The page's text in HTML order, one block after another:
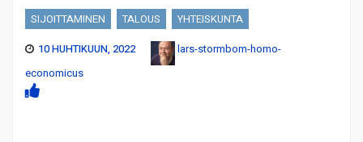
SIJOITTAMINEN TALOUS
YHTEISKUNTA
10 HUHTIKUUN, 2022
lars-stormbom-homo-
economicus